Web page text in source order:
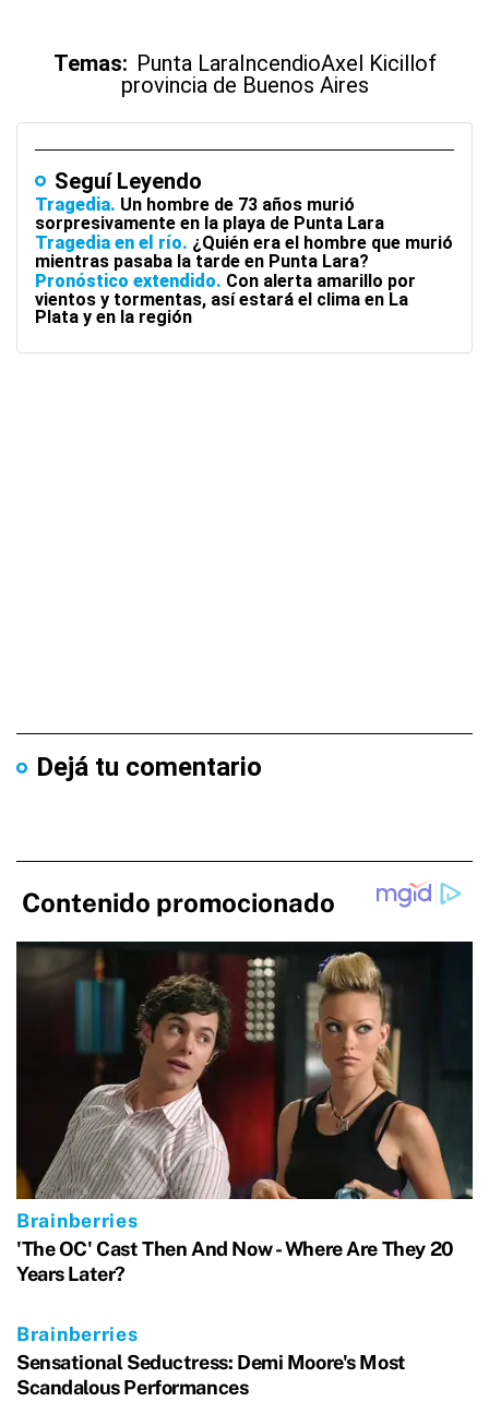
Temas: Punta LaraIncendioAxel Kicillof
provincia de Buenos Aires
Seguí Leyendo
Tragedia Un hombre de 73 años murió
sorpresivamente en la playa de Punta Lara
Tragedia en el río ¿Quién era el hombre que murió
mientras pasaba la tarde en Punta Lara?
Pronóstico extendido Con alerta amarillo por
vientos y tormentas, así estará el clima en La
Plata y en la región
Dejá tu comentario